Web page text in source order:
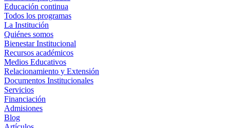
Educación continua
Todos los programas
La Institución
Quiénes somos
Bienestar Institucional
Recursos académicos
Medios Educativos
Relacionamiento y Extensión
Documentos Institucionales
Servicios
Financiación
Admisiones
Blog